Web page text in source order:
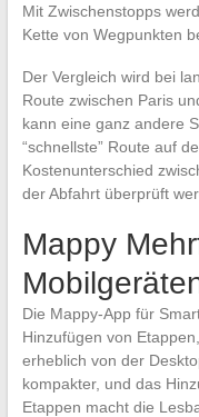
Mit Zwischenstopps
Kette von Wegpunkten
Der Vergleich wird bei
Route zwischen Paris
kann eine ganz andere
“schnellste” Route auf
Kostenunterschied
der Abfahrt überprüft
Mappy
Die Mappy-App für
Hinzufügen von
erheblich von der
kompakter, und das
Etappen macht die